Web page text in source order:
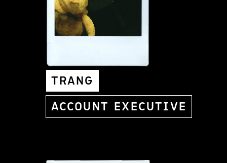
TRANG
ACCOUNT EXECUTIVE